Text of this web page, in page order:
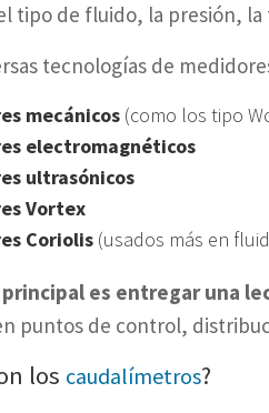
tipo de fluido, la presión,
tecnologías de
mecánicos (como los tipo
electromagnéticos
ultrasónicos
Vortex
Coriolis (usados más en
es entregar una
puntos de control,
los caudalímetros?